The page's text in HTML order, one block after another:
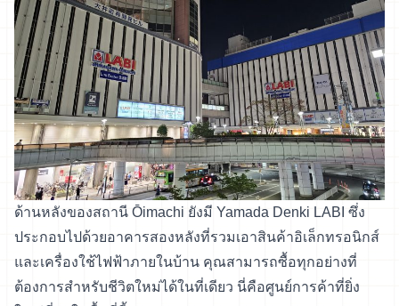
ด้านหลังของสถานี Ōimachi ยังมี Yamada Denki LABI ซึ่ง
ประกอบไปด้วยอาคารสองหลังที่รวมเอาสินค้าอิเล็กทรอนิกส์
และเครื่องใช้ไฟฟ้าภายในบ้าน คุณสามารถซื้อทุกอย่างที่
ต้องการสำหรับชีวิตใหม่ได้ในที่เดียว นี่คือศูนย์การค้าที่ยิ่ง